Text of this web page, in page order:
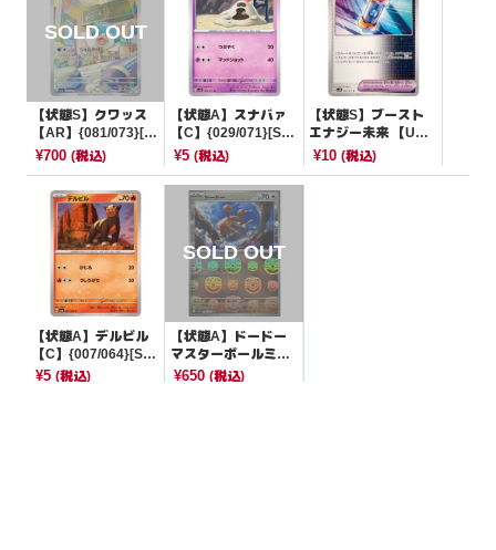
【状態S】クワッス
【AR】{081/073}[S
V1a]
¥700 (税込)
【状態A】スナバァ
【C】{029/071}[SV
2D]
¥5(税込)
【状態S】ブースト
エナジー未来 【U】
{065/071}[SV5M]
¥10 (税込)
【状態A】デルビル
【C】{007/064}[SV
6a]
¥5 (税込)
【状態A】ドードー
マスターボールミラ
ー【C】{084/165}[S
¥650(税込)